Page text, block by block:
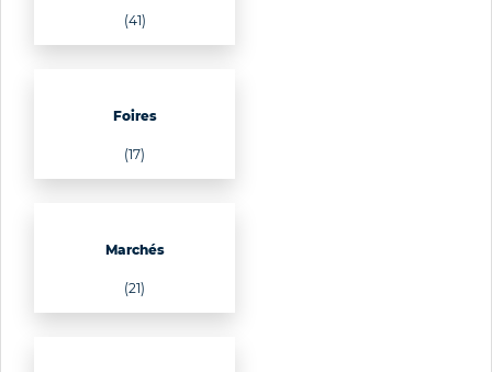
(41)
Foires
(17)
Marchés
(21)